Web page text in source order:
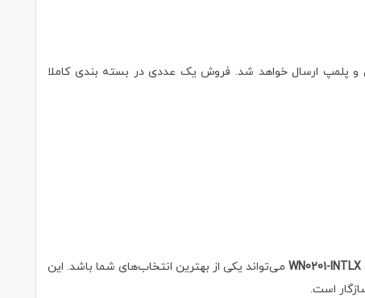
محصول بصورت اورجینال و پلمپ ارسال خواهد شد. فروش یک عددی در بسته بندی کاملا
می‌تواند یکی از بهترین انتخاب‌های شما باشد. این
است.